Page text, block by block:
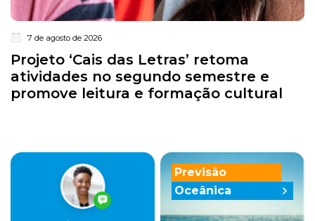
7 de agosto de 2026
Projeto ‘Cais das Letras’ retoma
atividades no segundo semestre e
promove leitura e formação cultural
Previsão
Oceânica